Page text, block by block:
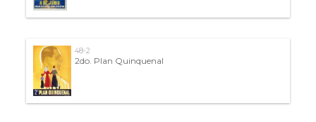
48-2
2do. Plan Quinquenal